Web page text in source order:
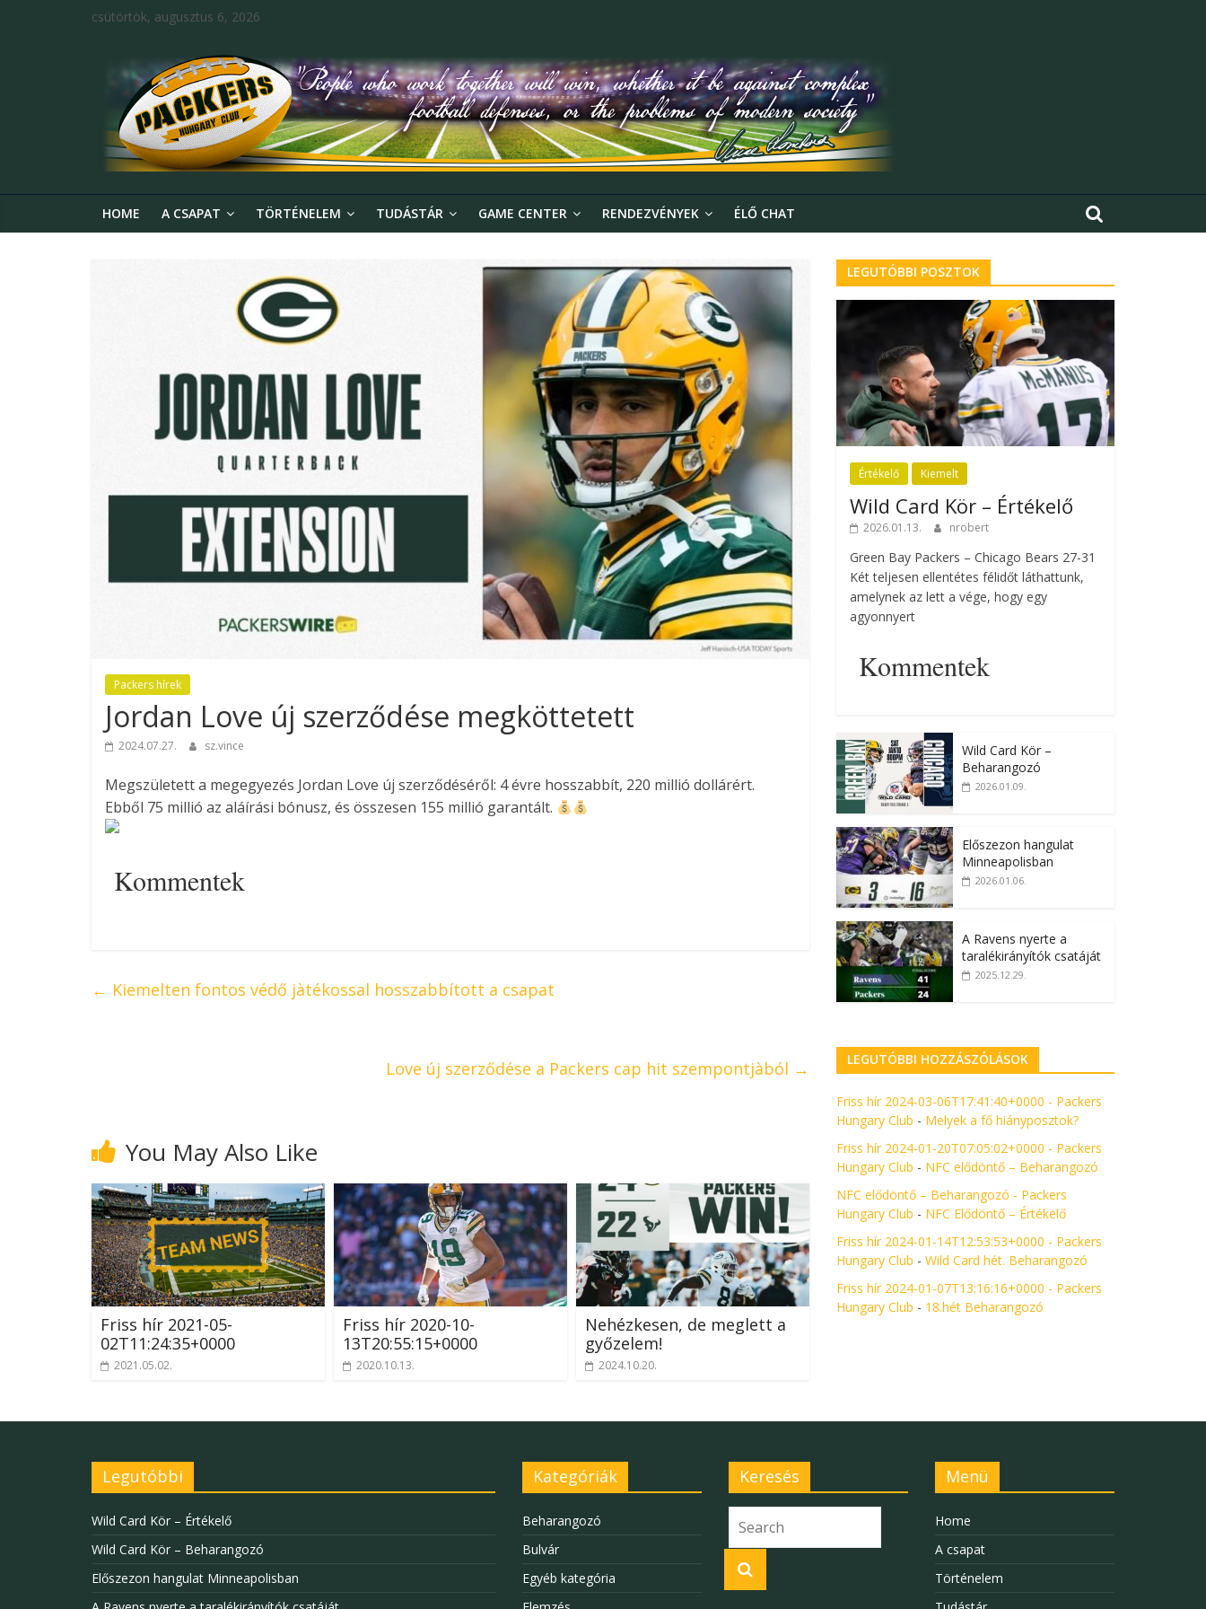
csütörtök, augusztus 6, 2026
HOME A CSAPAT TÖRTÉNELEM TUDÁSTÁR GAME CENTER RENDEZVÉNYEK ÉLŐ CHAT
Packers hírek
Jordan Love új szerződése megköttetett
2024.07.27. sz.vince
Megszületett a megegyezés Jordan Love új szerződéséről: 4 évre hosszabbít, 220 millió dollárért.
Ebből 75 millió az aláírási bónusz, és összesen 155 millió garantált.
Kommentek
← Kiemelten fontos védő jàtékossal hosszabbított a csapat
Love új szerződése a Packers cap hit szempontjàból →
You May Also Like
Friss hír 2021-05-
02T11:24:35+0000
2021.05.02.
Friss hír 2020-10-
13T20:55:15+0000
2020.10.13.
Nehézkesen, de meglett a
győzelem!
2024.10.20.
LEGUTÓBBI POSZTOK
Értékelő Kiemelt
Wild Card Kör – Értékelő
2026.01.13. nrobert
Green Bay Packers – Chicago Bears 27-31
Két teljesen ellentétes félidőt láthattunk,
amelynek az lett a vége, hogy egy
agyonnyert
Kommentek
Wild Card Kör –
Beharangozó
2026.01.09.
Előszezon hangulat
Minneapolisban
2026.01.06.
A Ravens nyerte a
taralékirányítók csatáját
2025.12.29.
LEGUTÓBBI HOZZÁSZÓLÁSOK
Friss hír 2024-03-06T17:41:40+0000 - Packers
Hungary Club - Melyek a fő hiányposztok?
Friss hír 2024-01-20T07:05:02+0000 - Packers
Hungary Club - NFC elődöntő – Beharangozó
NFC elődöntő – Beharangozó - Packers
Hungary Club - NFC Elődöntő – Értékelő
Friss hír 2024-01-14T12:53:53+0000 - Packers
Hungary Club - Wild Card hét. Beharangozó
Friss hír 2024-01-07T13:16:16+0000 - Packers
Hungary Club - 18.hét Beharangozó
Legutóbbi
Wild Card Kör – Értékelő
Wild Card Kör – Beharangozó
Előszezon hangulat Minneapolisban
Kategóriák
Beharangozó
Bulvár
Egyéb kategória
Keresés Menü
Home
A csapat
Történelem